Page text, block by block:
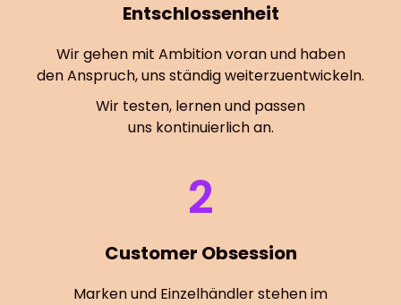
Entschlossenheit
Wir gehen mit Ambition voran und haben
den Anspruch, uns ständig weiterzuentwickeln.
Wir testen, lernen und passen
uns kontinuierlich an.
2
Customer Obsession
Marken und Einzelhändler stehen im